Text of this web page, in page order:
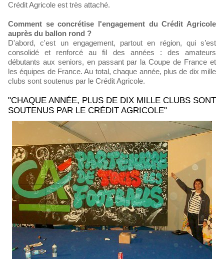
Crédit Agricole est très attaché.
Comment se concrétise l'engagement du Crédit Agricole
auprès du ballon rond ?
D'abord, c'est un engagement, partout en région, qui s’est
consolidé et renforcé au fil des années : des amateurs
débutants aux seniors, en passant par la Coupe de France et
les équipes de France. Au total, chaque année, plus de dix mille
clubs sont soutenus par le Crédit Agricole.
"CHAQUE ANNÉE, PLUS DE DIX MILLE CLUBS SONT
SOUTENUS PAR LE CRÉDIT AGRICOLE"